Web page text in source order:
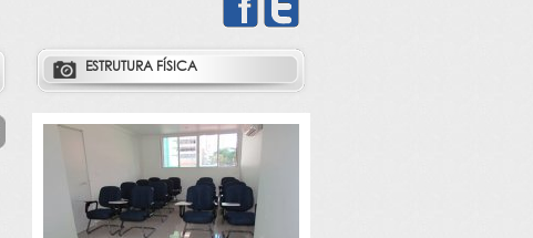
ESTRUTURA FÍSICA